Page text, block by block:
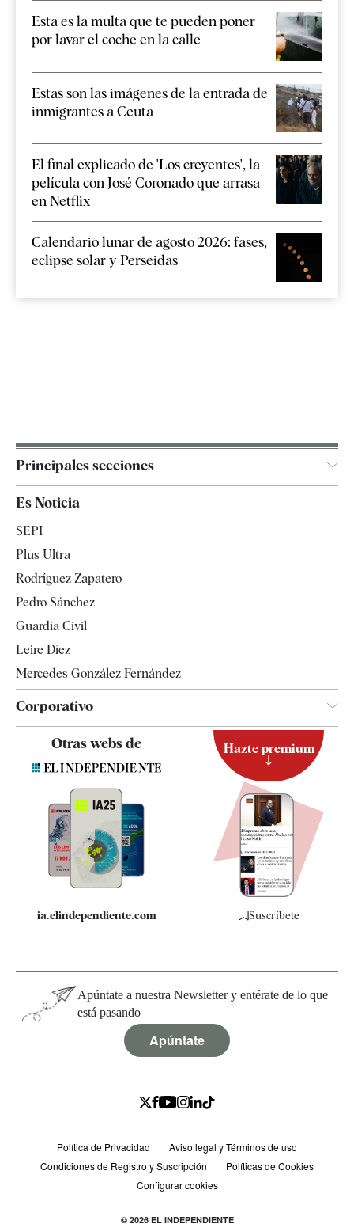
Esta es la multa que te pueden poner
por lavar el coche en la calle
Estas son las imágenes de la entrada de
inmigrantes a Ceuta
El final explicado de 'Los creyentes', la
película con José Coronado que arrasa
en Netflix
Calendario lunar de agosto 2026: fases,
eclipse solar y Perseidas
Principales secciones
Televisión
Es Noticia
SEPI
Plus Ultra
Rodríguez Zapatero
Pedro Sánchez
Guardia Civil
Leire Díez
Mercedes González Fernández
Corporativo
Quiénes somos
Especificaciones
Otras webs de
ia.elindependiente.com
Hazte premium
Suscríbete
Apúntate a nuestra Newsletter y entérate de lo que
está pasando
Apúntate
Política de Privacidad
Aviso legal y Términos de uso
Condiciones de Registro y Suscripción
Políticas de Cookies
Configurar cookies
© 2026 EL INDEPENDIENTE